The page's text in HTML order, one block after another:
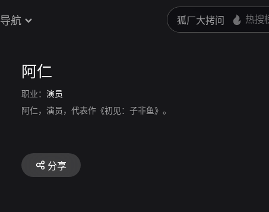
导航
阿仁
职业： 演员
阿仁，演员，代表作《初见：子非鱼》。
分享